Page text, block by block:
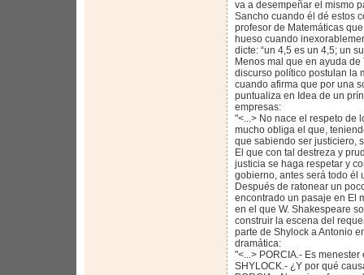
va a desempeñar el mismo
Sancho cuando él dé estos
profesor de Matemáticas
hueso cuando
dicte: “un 4,5 es un 4,5; un
Menos mal que en ayuda
discurso político postulan la
cuando afirma que por una
puntualiza en Idea de un
empresas:
"<...> No nace el respeto de
mucho obliga el que,
que sabiendo ser justiciero,
El que con tal destreza y
justicia se haga respetar y
gobierno, antes será todo él
Después de ratonear un
encontrado un pasaje en El
en el que W. Shakespeare
construir la escena del
parte de Shylock a Antonio
dramática:
"<...> PORCIA.- Es
SHYLOCK.- ¿Y por qué